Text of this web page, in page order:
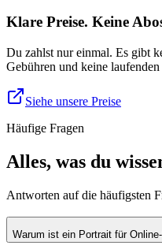
Klare Preise. Keine
Du zahlst nur einmal. Es gibt
Gebühren und keine
Siehe unsere Preise
Häufige Fragen
Alles, was du
Antworten auf die häufigsten
Warum ist ein Portrait für